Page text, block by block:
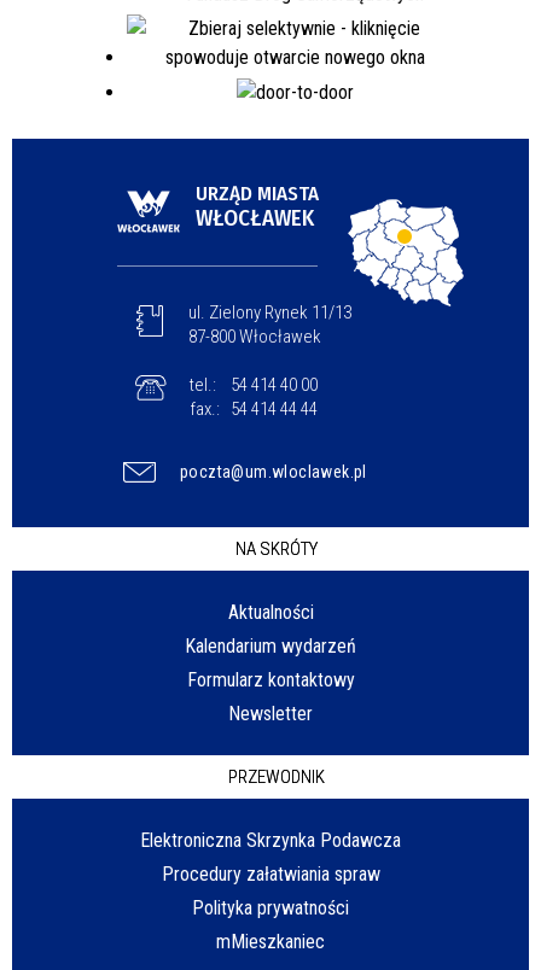
URZĄD MIASTA
WŁOCŁAWEK
ul. Zielony Rynek 11/13
87-800 Włocławek
tel.:
54 414 40 00
fax.:
54 414 44 44
poczta@um.wloclawek.pl
NA SKRÓTY
Aktualności
Kalendarium wydarzeń
Formularz kontaktowy
Newsletter
PRZEWODNIK
Elektroniczna Skrzynka Podawcza
Procedury załatwiania spraw
Polityka prywatności
mMieszkaniec